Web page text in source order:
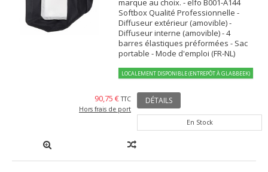
marque au choix. - elfo B001-A144
Softbox Qualité Professionnelle -
Diffuseur extérieur (amovible) -
Diffuseur interne (amovible) - 4
barres élastiques préformées - Sac
portable - Mode d'emploi (FR-NL)
LOCALEMENT DISPONIBLE (ENTREPÔT À GLABBEEK)
90,75 € TTC
Hors frais de port
DÉTAILS
En Stock